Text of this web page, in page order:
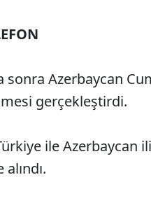
sonra Azerbaycan
gerçekleştirdi.
ile Azerbaycan